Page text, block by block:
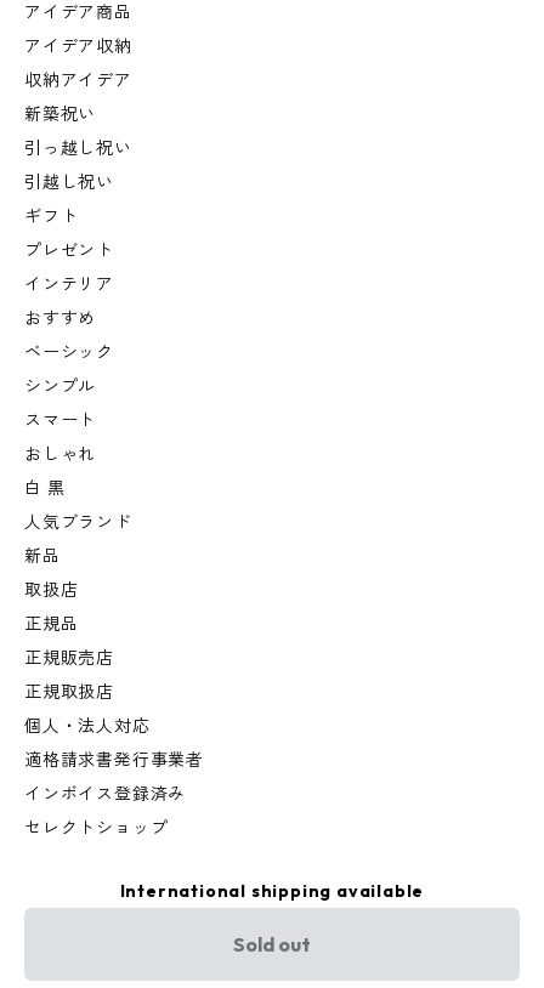
アイデア商品
アイデア収納
収納アイデア
新築祝い
引っ越し祝い
引越し祝い
ギフト
プレゼント
インテリア
おすすめ
ベーシック
シンプル
スマート
おしゃれ
白 黒
人気ブランド
新品
取扱店
正規品
正規販売店
正規取扱店
個人・法人対応
適格請求書発行事業者
インボイス登録済み
セレクトショップ
International shipping available
Sold out